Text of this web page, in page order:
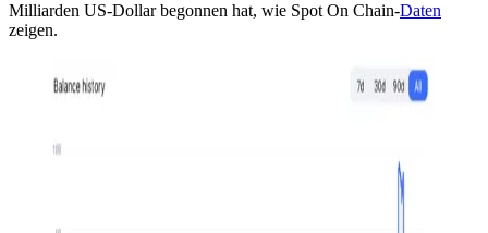
Milliarden US-Dollar begonnen hat, wie Spot On Chain-Daten
zeigen.